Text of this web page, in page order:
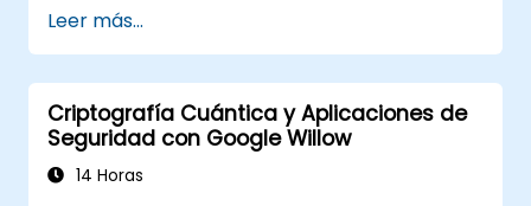
Leer más...
Criptografía Cuántica y Aplicaciones de
Seguridad con Google Willow
14 Horas